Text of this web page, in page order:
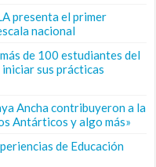
presenta el primer
nacional
de 100 estudiantes del
iniciar sus prácticas
Ancha contribuyeron a la
Antárticos y algo más»
de Educación